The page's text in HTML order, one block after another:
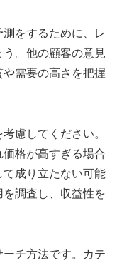
をするために、レ
。他の顧客の意見
需要の高さを把握
慮してください。
格が高すぎる場合
成り立たない可能
調査し、収益性を
チ方法です。カテ